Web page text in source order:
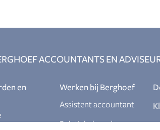
ACCOUNTANTS EN
en
Werken bij Berghoef
Assistent accountant
Relatiebeheerder
g